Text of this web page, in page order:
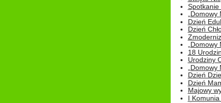
Spotkanie
Dzień
Dzień
18
Urodziny
Dzień
Dzień
Majowy
I